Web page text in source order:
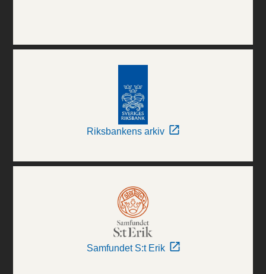
Riksbankens arkiv
Samfundet S:t Erik